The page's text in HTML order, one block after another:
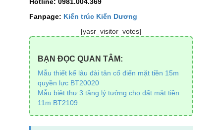
Fanpage: Kiến trúc Kiến Dương
[yasr_visitor_votes]
BẠN ĐỌC QUAN TÂM:
Mẫu thiết kế lâu đài tân cổ điển mặt tiền 15m
quyền lực BT20020
Mẫu biệt thự 3 tầng lý tưởng cho đất mặt tiền
11m BT2109